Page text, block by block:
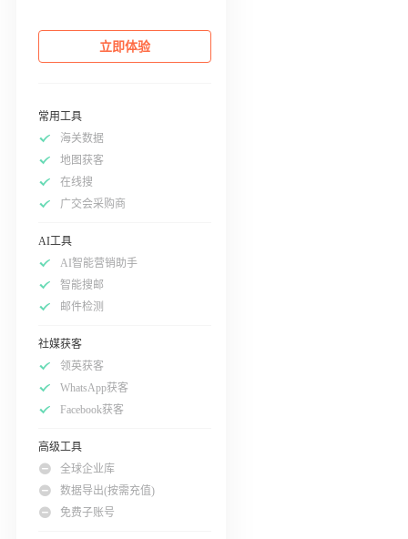
立即体验
常用工具
海关数据
地图获客
在线搜
广交会采购商
AI工具
AI智能营销助手
智能搜邮
邮件检测
社媒获客
领英获客
WhatsApp获客
Facebook获客
高级工具
全球企业库
数据导出(按需充值)
免费子账号